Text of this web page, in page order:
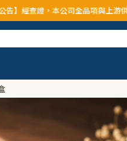
與上游供應商均未採用問題油品，